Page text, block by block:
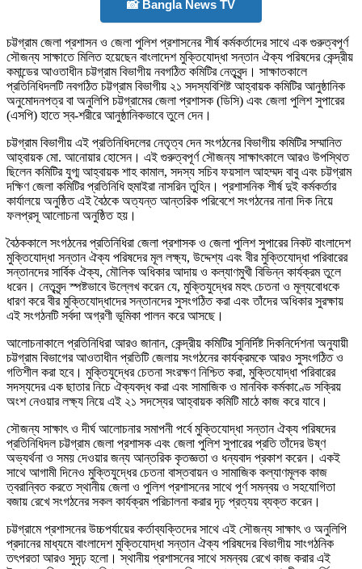
📸 Bangla News TV
চট্টগ্রাম জেলা প্রশাসন ও জেলা পুলিশ প্রশাসনের শীর্ষ কর্মকর্তাদের সাথে এক গুরুত্বপূর্ণ
সৌজন্য সাক্ষাতে মিলিত হয়েছেন বাংলাদেশ মুক্তিযোদ্ধা সন্তান ঐক্য পরিষদের কেন্দ্রীয়
কমান্ডের আওতাধীন চট্টগ্রাম বিভাগীয় নবগঠিত কমিটির নেতৃবৃন্দ। সাক্ষাতকালে
প্রতিনিধিদলটি নবগঠিত চট্টগ্রাম বিভাগীয় ২১ সদস্যবিশিষ্ট আহ্বায়ক কমিটির আনুষ্ঠানিক
অনুমোদনপত্র বা অনুলিপি চট্টগ্রামের জেলা প্রশাসক (ডিসি) এবং জেলা পুলিশ সুপারের
(এসপি) হাতে স্ব-শরীরে আনুষ্ঠানিকভাবে তুলে দেন।
চট্টগ্রাম বিভাগীয় এই প্রতিনিধিদলের নেতৃত্ব দেন সংগঠনের বিভাগীয় কমিটির সম্মানিত
আহ্বায়ক মো. আনোয়ার হোসেন। এই গুরুত্বপূর্ণ সৌজন্য সাক্ষাৎকালে আরও উপস্থিত
ছিলেন কমিটির যুগ্ম আহ্বায়ক শাহ কামাল, সদস্য সচিব ফয়সাল আহম্মদ বাবু এবং চট্টগ্রাম
দক্ষিণ জেলা কমিটির প্রতিনিধি হুমাইরা নাসরিন তুহিন। প্রশাসনিক শীর্ষ দুই কর্মকর্তার
কার্যালয়ে অনুষ্ঠিত এই বৈঠকে অত্যন্ত আন্তরিক পরিবেশে সংগঠনের নানা দিক নিয়ে
ফলপ্রসূ আলোচনা অনুষ্ঠিত হয়।
বৈঠককালে সংগঠনের প্রতিনিধিরা জেলা প্রশাসক ও জেলা পুলিশ সুপারের নিকট বাংলাদেশ
মুক্তিযোদ্ধা সন্তান ঐক্য পরিষদের মূল লক্ষ্য, উদ্দেশ্য এবং বীর মুক্তিযোদ্ধা পরিবারের
সন্তানদের সার্বিক ঐক্য, মৌলিক অধিকার আদায় ও কল্যাণমুখী বিভিন্ন কার্যক্রম তুলে
ধরেন। নেতৃবৃন্দ স্পষ্টভাবে উল্লেখ করেন যে, মুক্তিযুদ্ধের মহৎ চেতনা ও মূল্যবোধকে
ধারণ করে বীর মুক্তিযোদ্ধাদের সন্তানদের সুসংগঠিত করা এবং তাঁদের অধিকার সুরক্ষায়
এই সংগঠনটি সর্বদা অগ্রণী ভূমিকা পালন করে আসছে।
আলোচনাকালে প্রতিনিধিরা আরও জানান, কেন্দ্রীয় কমিটির সুনির্দিষ্ট দিকনির্দেশনা অনুযায়ী
চট্টগ্রাম বিভাগের আওতাধীন প্রতিটি জেলায় সংগঠনের কার্যক্রমকে আরও সুসংগঠিত ও
গতিশীল করা হবে। মুক্তিযুদ্ধের চেতনা সংরক্ষণ নিশ্চিত করা, মুক্তিযোদ্ধা পরিবারের
সদস্যদের এক ছাতার নিচে ঐক্যবদ্ধ করা এবং সামাজিক ও মানবিক কর্মকাণ্ডে সক্রিয়
অংশ নেওয়ার লক্ষ্য নিয়ে এই ২১ সদস্যের আহ্বায়ক কমিটি মাঠে কাজ করে যাবে।
সৌজন্য সাক্ষাৎ ও দীর্ঘ আলোচনার সমাপনী পর্বে মুক্তিযোদ্ধা সন্তান ঐক্য পরিষদের
প্রতিনিধিদল চট্টগ্রাম জেলা প্রশাসক এবং জেলা পুলিশ সুপারের প্রতি তাঁদের উষ্ণ
অভ্যর্থনা ও সময় দেওয়ার জন্য আন্তরিক কৃতজ্ঞতা ও ধন্যবাদ প্রকাশ করেন। একই
সাথে আগামী দিনেও মুক্তিযুদ্ধের চেতনা বাস্তবায়ন ও সামাজিক কল্যাণমূলক কাজ
ত্বরান্বিত করতে স্থানীয় জেলা ও পুলিশ প্রশাসনের সাথে পূর্ণ সমন্বয় ও সহযোগিতা
বজায় রেখে সংগঠনের সকল কার্যক্রম পরিচালনা করার দৃঢ় প্রত্যয় ব্যক্ত করেন।
চট্টগ্রামে প্রশাসনের উচ্চপর্যায়ের কর্তাব্যক্তিদের সাথে এই সৌজন্য সাক্ষাৎ ও অনুলিপি
প্রদানের মাধ্যমে বাংলাদেশ মুক্তিযোদ্ধা সন্তান ঐক্য পরিষদের বিভাগীয় সাংগঠনিক
তৎপরতা আরও সুদৃঢ় হলো। স্থানীয় প্রশাসনের সাথে সমন্বয় রেখে কাজ করার এই